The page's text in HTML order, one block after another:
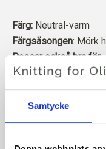
Samtycke
Färg: Neutral-varm
Färgsäsongen: Mörk
Passar också bra för:
Knitting for Olive Soft
den finaste Kid